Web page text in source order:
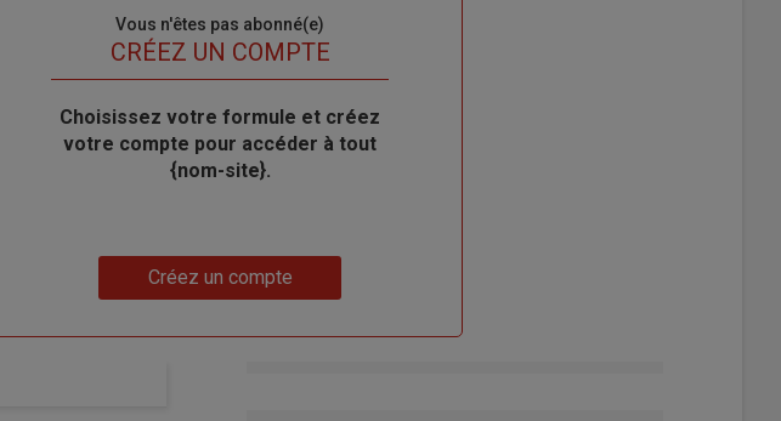
Vous n'êtes pas abonné(e)
TITRECRÉEZ UN COMPTE
Body
Choisissez votre formule et créez
votre compte pour accéder à tout
{nom-site}.
Créez un compte